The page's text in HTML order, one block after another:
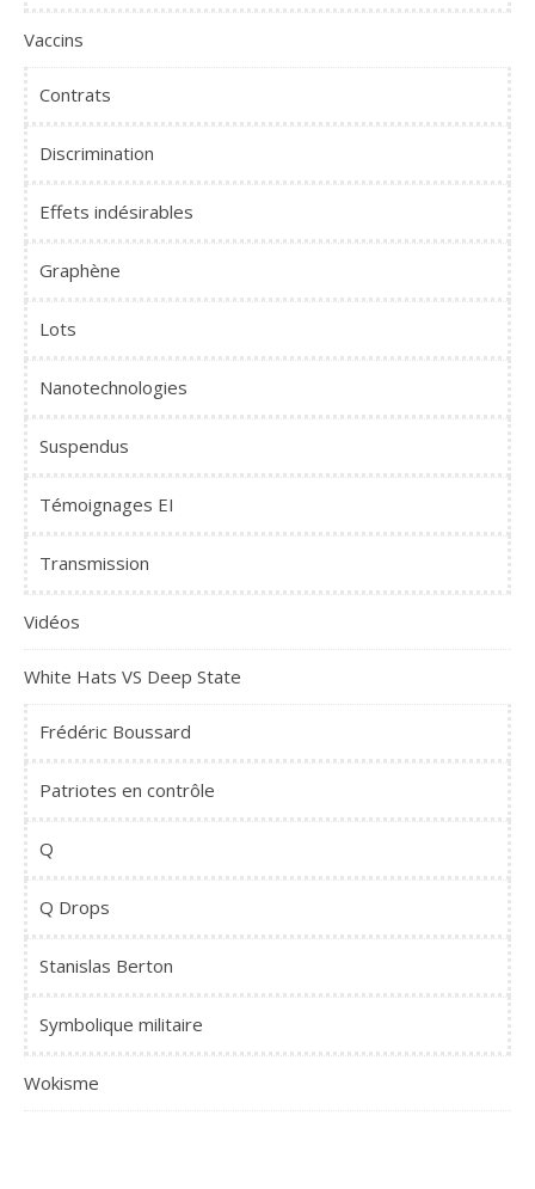
Vaccins
Contrats
Discrimination
Effets indésirables
Graphène
Lots
Nanotechnologies
Suspendus
Témoignages EI
Transmission
Vidéos
White Hats VS Deep State
Frédéric Boussard
Patriotes en contrôle
Q
Q Drops
Stanislas Berton
Symbolique militaire
Wokisme